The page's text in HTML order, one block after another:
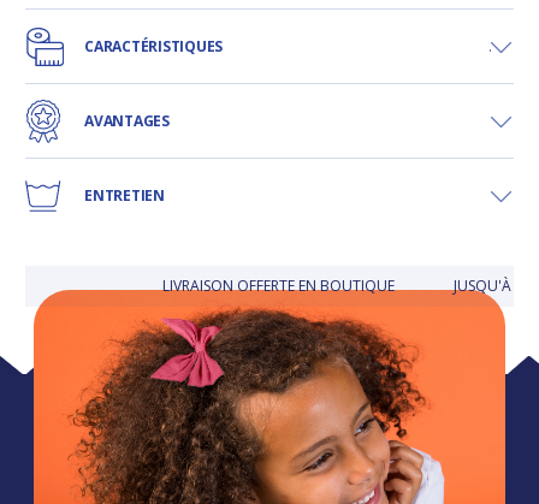
CARACTÉRISTIQUES
AVANTAGES
ENTRETIEN
LIVRAISON OFFERTE EN BOUTIQUE JUSQU'À 30